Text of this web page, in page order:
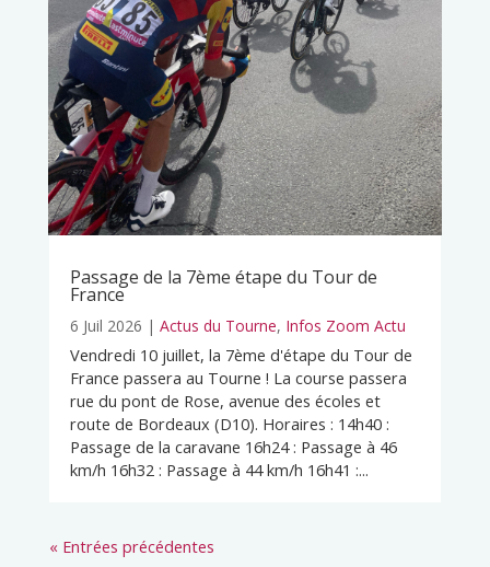
Passage de la 7ème étape du Tour de
France
6 Juil 2026 | Actus du Tourne, Infos Zoom Actu
Vendredi 10 juillet, la 7ème d'étape du Tour de
France passera au Tourne ! La course passera
rue du pont de Rose, avenue des écoles et
route de Bordeaux (D10). Horaires : 14h40 :
Passage de la caravane 16h24 : Passage à 46
km/h 16h32 : Passage à 44 km/h 16h41 :...
« Entrées précédentes